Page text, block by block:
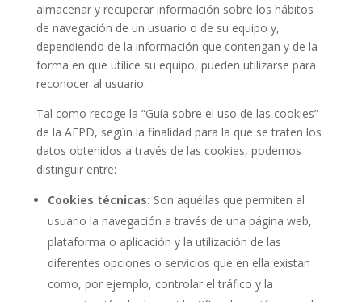
almacenar y recuperar información sobre los hábitos
de navegación de un usuario o de su equipo y,
dependiendo de la información que contengan y de la
forma en que utilice su equipo, pueden utilizarse para
reconocer al usuario.
Tal como recoge la “Guía sobre el uso de las cookies”
de la AEPD, según la finalidad para la que se traten los
datos obtenidos a través de las cookies, podemos
distinguir entre:
Cookies técnicas: Son aquéllas que permiten al
usuario la navegación a través de una página web,
plataforma o aplicación y la utilización de las
diferentes opciones o servicios que en ella existan
como, por ejemplo, controlar el tráfico y la